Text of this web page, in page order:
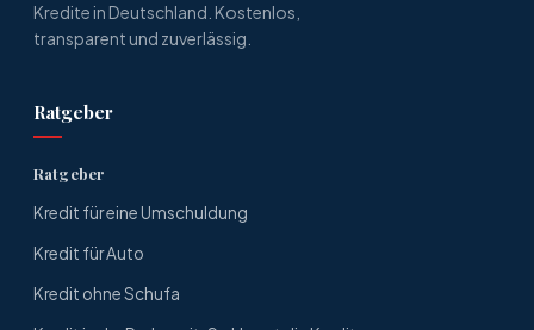
Kredite in Deutschland. Kostenlos,
transparent und zuverlässig.
Ratgeber
Ratgeber
Kredit für eine Umschuldung
Kredit für Auto
Kredit ohne Schufa